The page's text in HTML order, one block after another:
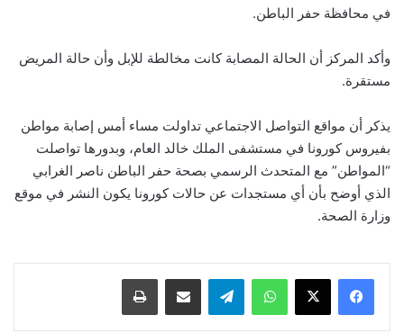
في محافظة حفر الباطن.
وأكد المركز أن الحالة المصابة كانت مخالطة للإبل وأن حالة المريض
مستقرة.
يذكر أن مواقع التواصل الاجتماعي تداولت مساء أمس إصابة مواطن
بفيروس كورونا في مستشفى الملك خالد العام، وبدورها تواصلت
“المواطن” مع المتحدث الرسمي بصحة حفر الباطن ناصر الغرابي
الذي أوضح بأن أي مستجدات عن حالات كورونا يكون النشر في موقع
وزارة الصحة.
واتساب تيلقرام مشاركة عبر البريد طباعة